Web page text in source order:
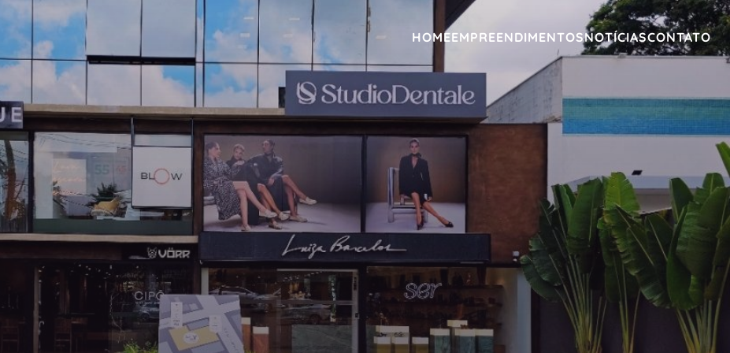
HOMEEMPREENDIMENTOSNOTÍCIASCONTATO